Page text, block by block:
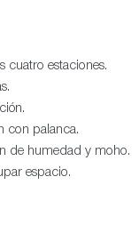
cuatro estaciones.
con palanca.
de humedad y moho.
espacio.